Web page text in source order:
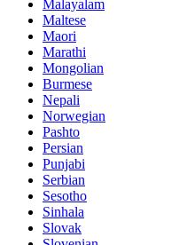
Malayalam
Maltese
Maori
Marathi
Mongolian
Burmese
Nepali
Norwegian
Pashto
Persian
Punjabi
Serbian
Sesotho
Sinhala
Slovak